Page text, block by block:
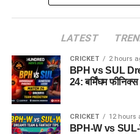
LATEST
CRICKET 2 hours
BPH vs SUL
24: बर्मिंघम
CRICKET 12 hours
BPH-W vs